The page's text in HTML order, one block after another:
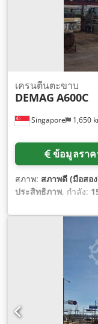
Singapore 1,650
เครนตีนตะขาบ
DEMAG A600C
ข้อมูลราค
สภาพ: สภาพดี (มือสอ
ประสิทธิภาพ, กำลัง:
, ควา
กก., น้ำหนักบรรทุกสู